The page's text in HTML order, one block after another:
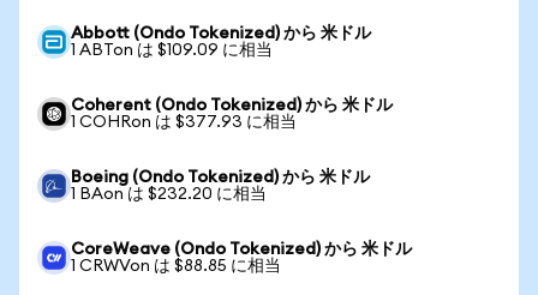
Abbott (Ondo Tokenized) から 米ドル
1 ABTon は $109.09 に相当
Coherent (Ondo Tokenized) から 米ドル
1 COHRon は $377.93 に相当
Boeing (Ondo Tokenized) から 米ドル
1 BAon は $232.20 に相当
CoreWeave (Ondo Tokenized) から 米ドル
1 CRWVon は $88.85 に相当